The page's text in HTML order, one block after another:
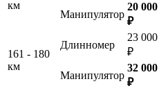
км
Манипулятор
20 000
₽
161 - 180
км
Длинномер
23 000
₽
Манипулятор
32 000
₽